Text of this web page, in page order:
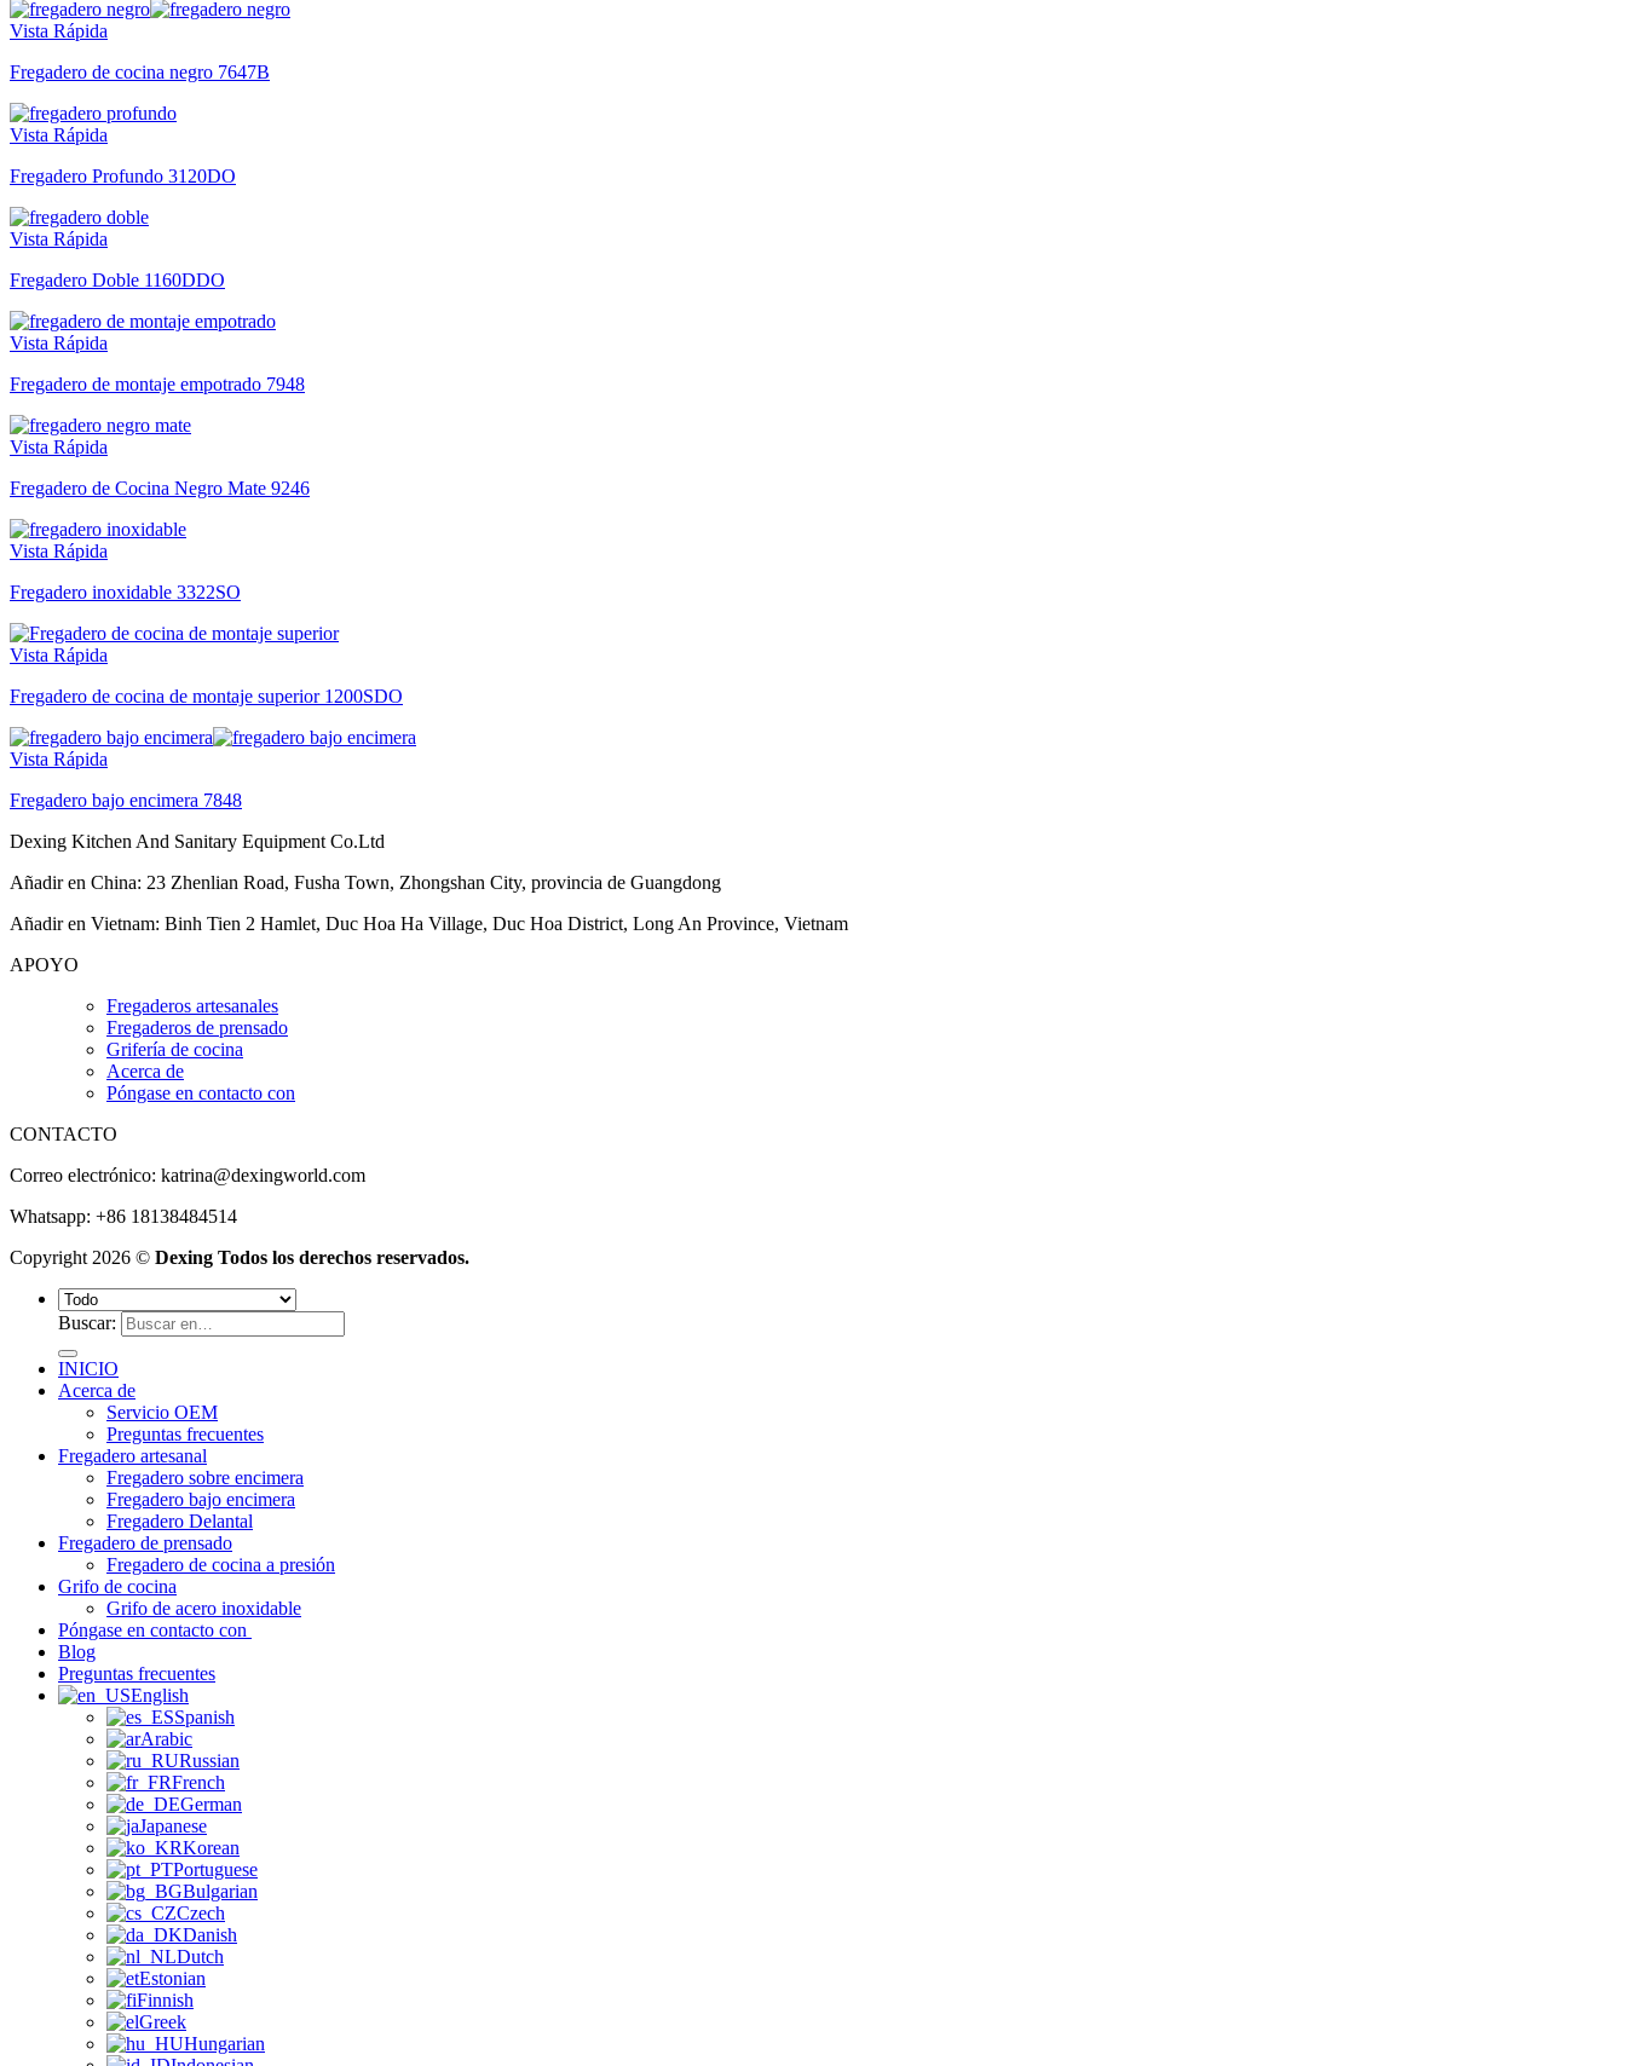
Vista Rápida
Fregadero de cocina negro 7647B
Vista Rápida
Fregadero Profundo 3120DO
Vista Rápida
Fregadero Doble 1160DDO
Vista Rápida
Fregadero de montaje empotrado 7948
Vista Rápida
Fregadero de Cocina Negro Mate 9246
Vista Rápida
Fregadero inoxidable 3322SO
Vista Rápida
Fregadero de cocina de montaje superior 1200SDO
Vista Rápida
Fregadero bajo encimera 7848
Dexing Kitchen And Sanitary Equipment Co.Ltd
Añadir en China: 23 Zhenlian Road, Fusha Town, Zhongshan City, provincia de Guangdong
Añadir en Vietnam: Binh Tien 2 Hamlet, Duc Hoa Ha Village, Duc Hoa District, Long An Province, Vietnam
APOYO
Fregaderos artesanales
Fregaderos de prensado
Grifería de cocina
Acerca de
Póngase en contacto con
CONTACTO
Correo electrónico: katrina@dexingworld.com
Whatsapp: +86 18138484514
Copyright 2026 © Dexing Todos los derechos reservados.
Buscar:
INICIO
Acerca de
Servicio OEM
Preguntas frecuentes
Fregadero artesanal
Fregadero sobre encimera
Fregadero bajo encimera
Fregadero Delantal
Fregadero de prensado
Fregadero de cocina a presión
Grifo de cocina
Grifo de acero inoxidable
Póngase en contacto con
Blog
Preguntas frecuentes
English
Spanish
Arabic
Russian
French
German
Japanese
Korean
Portuguese
Bulgarian
Czech
Danish
Dutch
Estonian
Finnish
Greek
Hungarian